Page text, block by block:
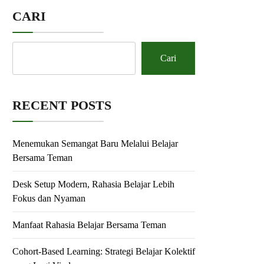
CARI
Cari
RECENT POSTS
Menemukan Semangat Baru Melalui Belajar
Bersama Teman
Desk Setup Modern, Rahasia Belajar Lebih
Fokus dan Nyaman
Manfaat Rahasia Belajar Bersama Teman
Cohort-Based Learning: Strategi Belajar Kolektif